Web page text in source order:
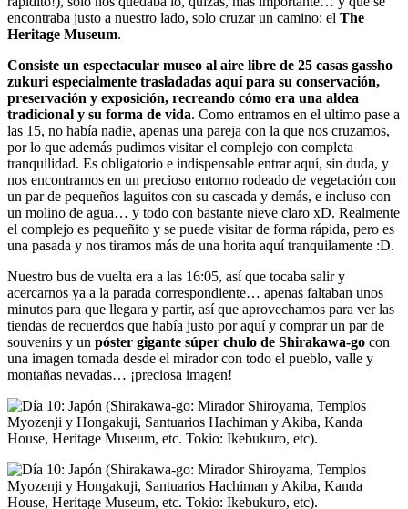
encontraba justo a nuestro lado, solo cruzar un camino: el The
Heritage Museum.
Consiste un espectacular museo al aire libre de 25 casas gassho
zukuri especialmente trasladadas aquí para su conservación,
preservación y exposición, recreando cómo era una aldea
tradicional y su forma de vida. Como entramos en el ultimo pase a
las 15, no había nadie, apenas una pareja con la que nos cruzamos,
por lo que además pudimos visitar el complejo con completa
tranquilidad. Es obligatorio e indispensable entrar aquí, sin duda, y
nos encontramos en un precioso entorno rodeado de vegetación con
un par de pequeños laguitos con su cascada y demás, e incluso con
un molino de agua… y todo con bastante nieve claro xD. Realmente
el complejo es pequeñito y se puede visitar de forma rápida, pero es
una pasada y nos tiramos más de una horita aquí tranquilamente :D.
Nuestro bus de vuelta era a las 16:05, así que tocaba salir y
acercarnos ya a la parada correspondiente… apenas faltaban unos
minutos para que llegara y partir, así que aprovechamos para ver las
tiendas de recuerdos que había justo por aquí y comprar un par de
souvenirs y un póster gigante súper chulo de Shirakawa-go con
una imagen tomada desde el mirador con todo el pueblo, valle y
montañas nevadas… ¡preciosa imagen!